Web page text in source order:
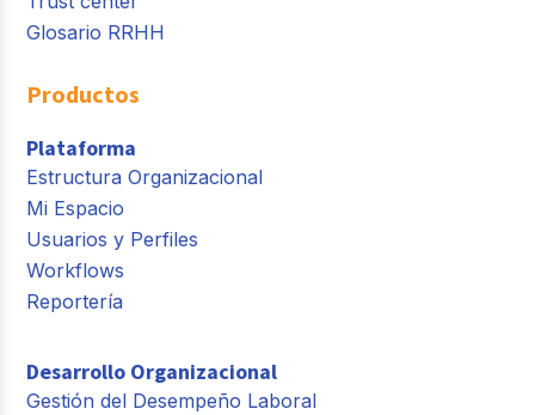
Glosario RRHH
Productos
Plataforma
Estructura Organizacional
Mi Espacio
Usuarios y Perfiles
Workflows
Reportería
Desarrollo Organizacional
Gestión del Desempeño Laboral